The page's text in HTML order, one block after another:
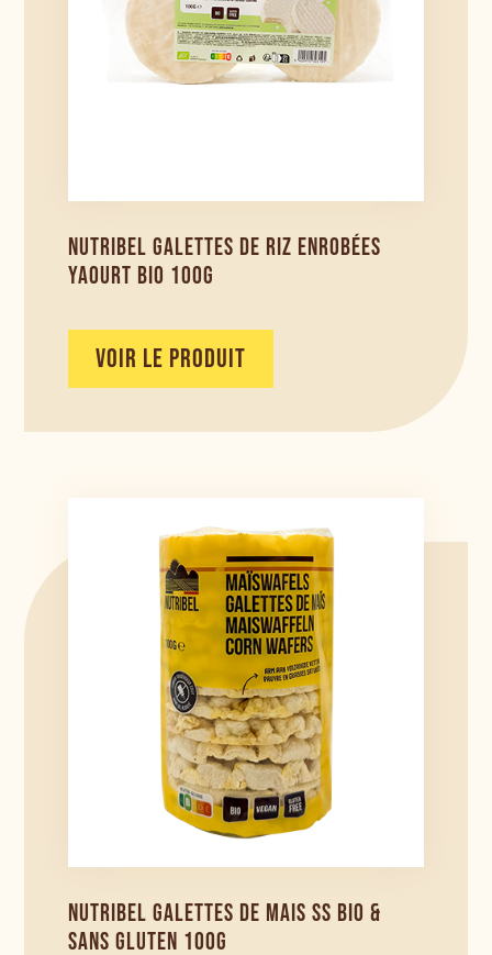
NUTRIBEL GALETTES DE RIZ ENROBÉES
YAOURT BIO 100G
VOIR LE PRODUIT
NUTRIBEL GALETTES DE MAIS SS BIO &
SANS GLUTEN 100G